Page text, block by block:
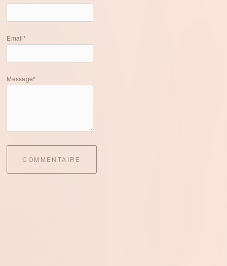
Email*
Message*
COMMENTAIRE